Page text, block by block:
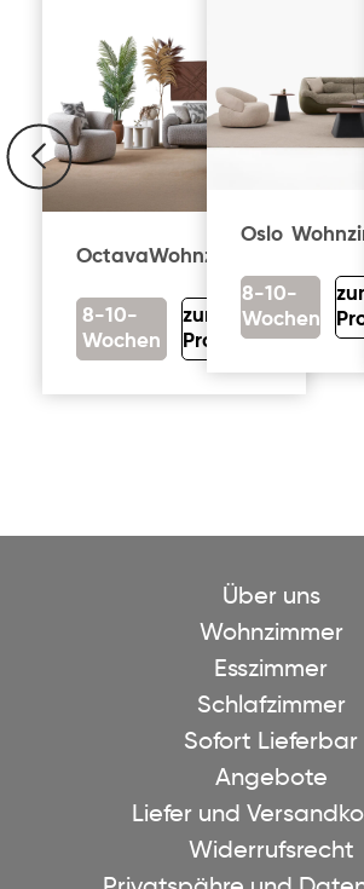
OctavaWohnzimmer
8-10-
Wochen
zum
Produkt
Oslo
8-10-
Wochen
Über uns
Wohnzimmer
Esszimmer
Schlafzimmer
Sofort Lieferbar
Angebote
Liefer und
Widerrufsrecht